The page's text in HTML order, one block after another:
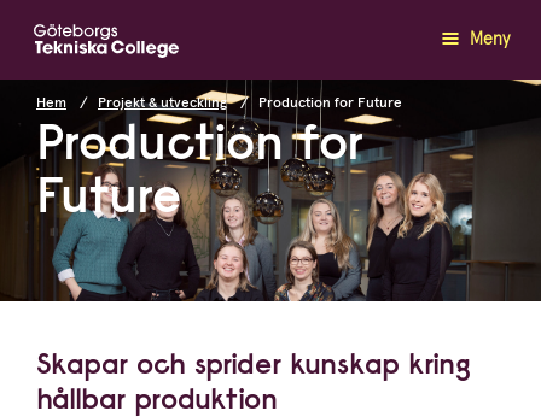
Meny
Hem Projekt & utveckling Production for Future
Production for
Future
Skapar och sprider kunskap kring
hållbar produktion